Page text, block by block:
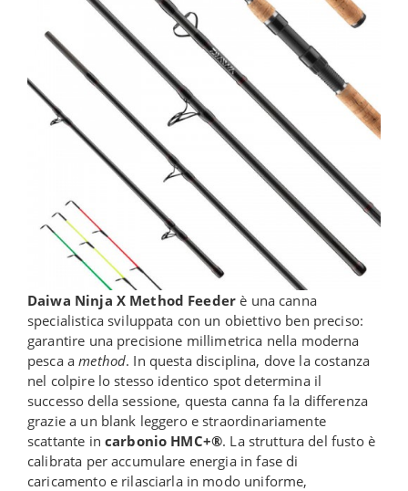
Daiwa Ninja X Method Feeder è una canna
specialistica sviluppata con un obiettivo ben preciso:
garantire una precisione millimetrica nella moderna
pesca amethod. In questa disciplina, dove la costanza
nel colpire lo stesso identico spot determina il
successo della sessione, questa canna fa la differenza
grazie a un blank leggero e straordinariamente
scattante in carbonio HMC+®. La struttura del fusto è
calibrata per accumulare energia in fase di
caricamento e rilasciarla in modo uniforme,